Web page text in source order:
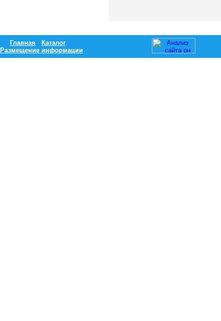
Главная
Каталог
Размещение информации